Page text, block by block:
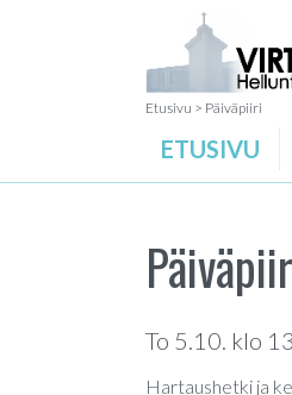
Etusivu > Päiväpiiri
ETUSIVU
To 5.10. klo
Hartaushetki ja